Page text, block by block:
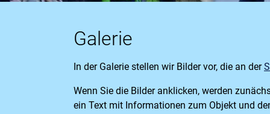
Galerie
In der Galerie stellen wir Bilder vor, die an der
Wenn Sie die Bilder anklicken, werden
ein Text mit Informationen zum Objekt und